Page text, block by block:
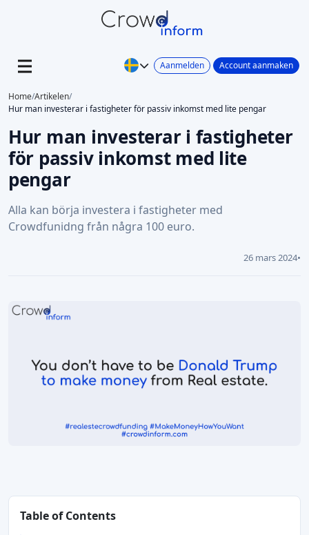
Aanmelden Account aanmaken
Home/Artikelen/
Hur man investerar i fastigheter för passiv inkomst med lite pengar
Hur man investerar i fastigheter
för passiv inkomst med lite
pengar
Alla kan börja investera i fastigheter med
Crowdfunidng från några 100 euro.
26 mars 2024•
Table of Contents